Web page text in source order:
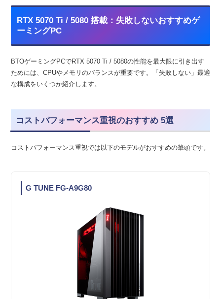
RTX 5070 Ti / 5080 搭載：失敗しないおすすめゲ
ーミングPC
BTOゲーミングPCでRTX 5070 Ti / 5080の性能を最大限に引き出す
ためには、CPUやメモリのバランスが重要です。「失敗しない」最適
な構成をいくつか紹介します。
コストパフォーマンス重視のおすすめ 5選
コストパフォーマンス重視では以下のモデルがおすすめの筆頭です。
G TUNE FG-A9G80